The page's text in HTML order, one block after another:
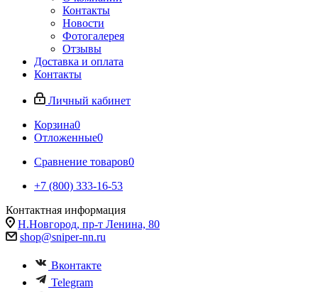
Контакты
Новости
Фотогалерея
Отзывы
Доставка и оплата
Контакты
Личный кабинет
Корзина0
Отложенные0
Сравнение товаров0
+7 (800) 333-16-53
Контактная информация
Н.Новгород, пр-т Ленина, 80
shop@sniper-nn.ru
Вконтакте
Telegram